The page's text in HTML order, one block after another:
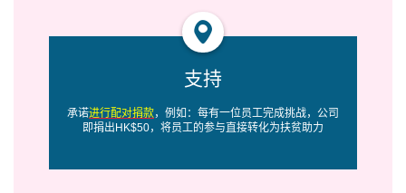
支持
承诺进行配对捐款，例如：每有一位员工完成挑战，公司
即捐出HK$50，将员工的参与直接转化为扶贫助力